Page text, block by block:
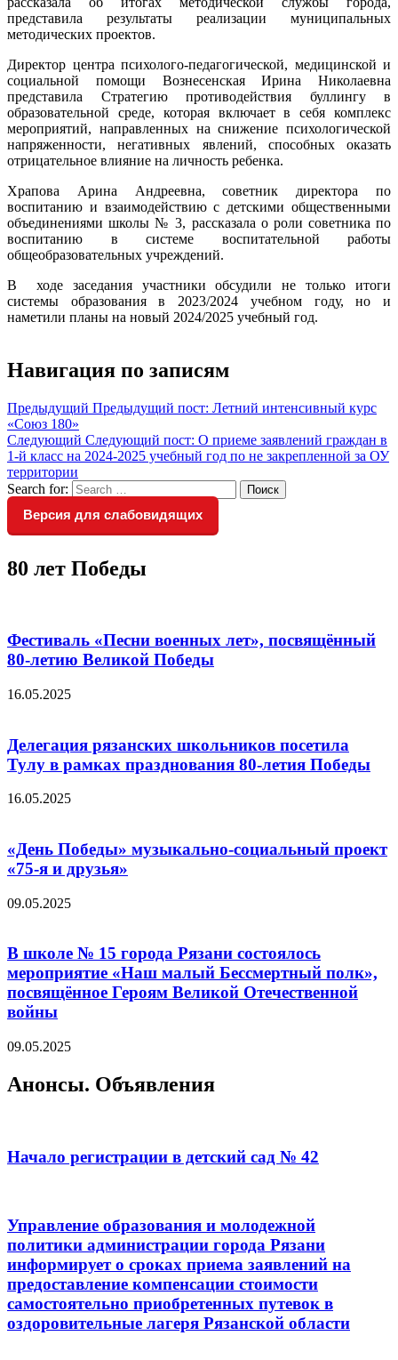
представила результаты реализации муниципальных
методических проектов.
Директор центра психолого-педагогической, медицинской и
социальной помощи Вознесенская Ирина Николаевна
представила Стратегию противодействия буллингу в
образовательной среде, которая включает в себя комплекс
мероприятий, направленных на снижение психологической
напряженности, негативных явлений, способных оказать
отрицательное влияние на личность ребенка.
Храпова Арина Андреевна, советник директора по
воспитанию и взаимодействию с детскими общественными
объединениями школы № 3, рассказала о роли советника по
воспитанию в системе воспитательной работы
общеобразовательных учреждений.
В ходе заседания участники обсудили не только итоги
системы образования в 2023/2024 учебном году, но и
наметили планы на новый 2024/2025 учебный год.
Навигация по записям
Предыдущий Предыдущий пост: Летний интенсивный курс
«Союз 180»
Следующий Следующий пост: О приеме заявлений граждан в
1-й класс на 2024-2025 учебный год по не закрепленной за ОУ
территории
Search for:
Поиск
Версия для слабовидящих
80 лет Победы
Фестиваль «Песни военных лет», посвящённый
80-летию Великой Победы
16.05.2025
Делегация рязанских школьников посетила
Тулу в рамках празднования 80-летия Победы
16.05.2025
«День Победы» музыкально-социальный проект
«75-я и друзья»
09.05.2025
В школе № 15 города Рязани состоялось
мероприятие «Наш малый Бессмертный полк»,
посвящённое Героям Великой Отечественной
войны
09.05.2025
Анонсы. Объявления
Начало регистрации в детский сад № 42
Управление образования и молодежной
политики администрации города Рязани
информирует о сроках приема заявлений на
предоставление компенсации стоимости
самостоятельно приобретенных путевок в
оздоровительные лагеря Рязанской области